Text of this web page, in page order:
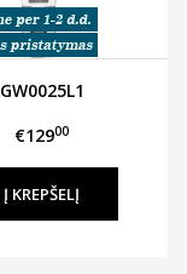
GW0025L1
€12900